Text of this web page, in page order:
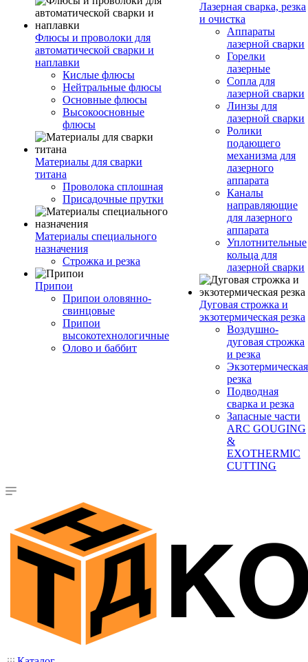
Флюсы и проволоки для
автоматической сварки и
наплавки
Кислые флюсы
Нейтральные флюсы
Основные флюсы
Высокоосновные
флюсы
Материалы для сварки
титана
Проволока сплошная
Присадочные прутки
Материалы специального
назначения
Строжка и резка
Припои
Припои оловянно-
свинцовые
Припои
высокотехнологичные
Олово и баббит
Лазерная сварка, резка
и очистка
Аппараты
лазерной сварки
Горелки
лазерные
Сопла для
лазерной сварки
Линзы для
лазерной сварки
Ролики
подающего
механизма для
лазерного
аппарата
Каналы
направляющие
для лазерного
аппарата
Уплотнительные
кольца для
лазерной сварки
Дуговая строжка и
экзотермическая резка
Воздушно-
дуговая строжка
и резка
Экзотермическая
резка
Подводная
сварка и резка
Запасные части
ARC GOUGING
&
EXOTHERMIC
CUTTING